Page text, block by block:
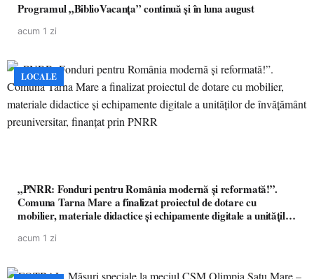
Programul „BiblioVacanța” continuă și în luna august
acum 1 zi
LOCALE
„PNRR: Fonduri pentru România modernă și reformată!”.
Comuna Tarna Mare a finalizat proiectul de dotare cu
mobilier, materiale didactice și echipamente digitale a unităților
acum 1 zi